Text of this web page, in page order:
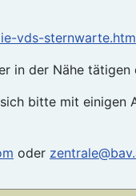
vds-
in der Nähe tätigen
bitte mit einigen
oder